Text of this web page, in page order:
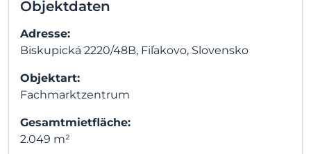
Objektdaten
Adresse:
Biskupická 2220/48B, Fiľakovo, Slovensko
Objektart:
Fachmarktzentrum
Gesamtmietfläche:
2.049 m²